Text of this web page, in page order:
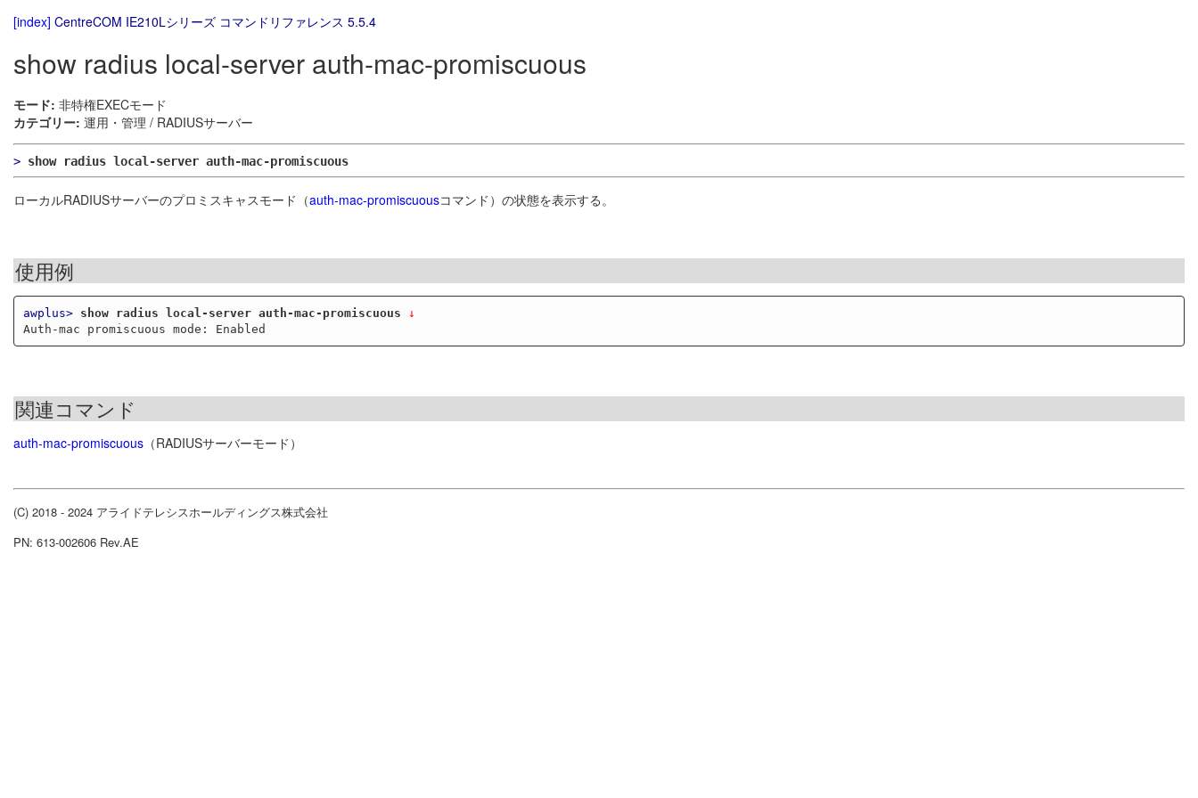
[index] CentreCOM IE210Lシリーズ コマンドリファレンス 5.5.4
show radius local-server auth-mac-promiscuous
モード: 非特権EXECモード
カテゴリー: 運用・管理 / RADIUSサーバー
> show radius local-server auth-mac-promiscuous
ローカルRADIUSサーバーのプロミスキャスモード（auth-mac-promiscuousコマンド）の状態を表示する。
使用例
awplus> show radius local-server auth-mac-promiscuous ↓
関連コマンド
auth-mac-promiscuous （RADIUSサーバーモード）
(C) 2018 - 2024 アライドテレシスホールディングス株式会社
PN: 613-002606 Rev.AE